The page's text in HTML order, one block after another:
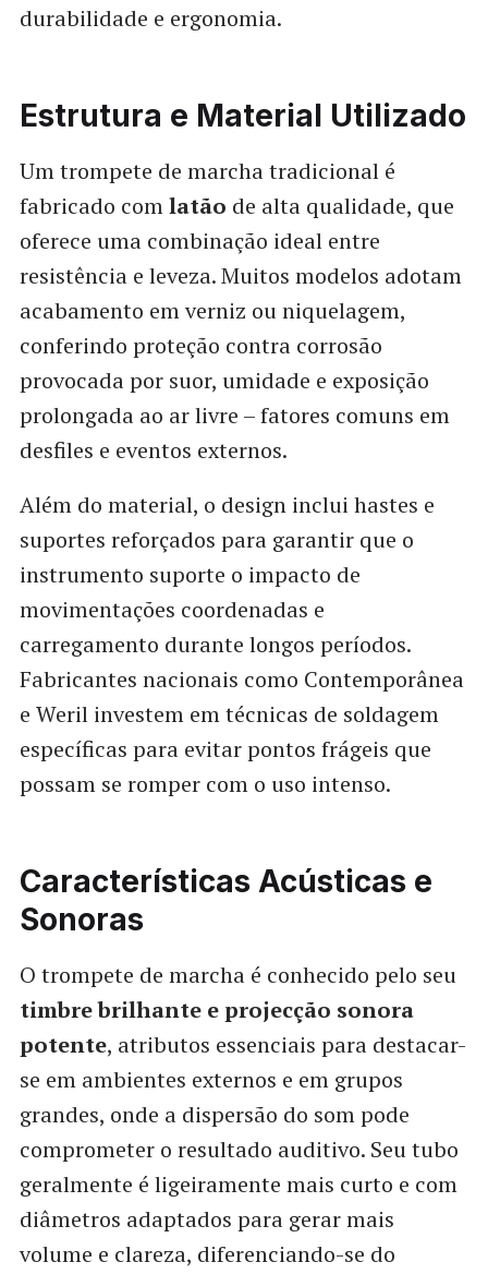
durabilidade e ergonomia.
Estrutura e Material Utilizado
Um trompete de marcha tradicional é
fabricado comlatão de alta qualidade, que
oferece uma combinação ideal entre
resistência e leveza. Muitos modelos adotam
acabamento em verniz ou niquelagem,
conferindo proteção contra corrosão
provocada por suor, umidade e exposição
prolongada ao ar livre – fatores comuns em
desfiles e eventos externos.
Além do material, o design inclui hastes e
suportes reforçados para garantir que o
instrumento suporte o impacto de
movimentações coordenadas e
carregamento durante longos períodos.
Fabricantes nacionais como Contemporânea
e Weril investem em técnicas de soldagem
específicas para evitar pontos frágeis que
possam se romper com o uso intenso.
Características Acústicas e
Sonoras
O trompete de marcha é conhecido pelo seu
timbre brilhante e projecção sonora
potente, atributos essenciais para destacar-
se em ambientes externos e em grupos
grandes, onde a dispersão do som pode
comprometer o resultado auditivo. Seu tubo
geralmente é ligeiramente mais curto e com
diâmetros adaptados para gerar mais
volume e clareza, diferenciando-se do